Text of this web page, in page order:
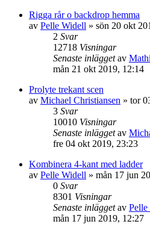
Rigga rår o backdrop hemma
av Pelle Widell » sön 20 okt
2 Svar
12718 Visningar
Senaste inläggetav
mån 21 okt 2019, 12:14
Prolyte trekant scen
av Michael Christiansen » tor
3 Svar
10010 Visningar
Senaste inläggetav
fre 04 okt 2019, 23:23
Kombinera 4-kant med ladder
av Pelle Widell » mån 17 jun
0 Svar
8301 Visningar
Senaste inläggetav
mån 17 jun 2019, 12:27